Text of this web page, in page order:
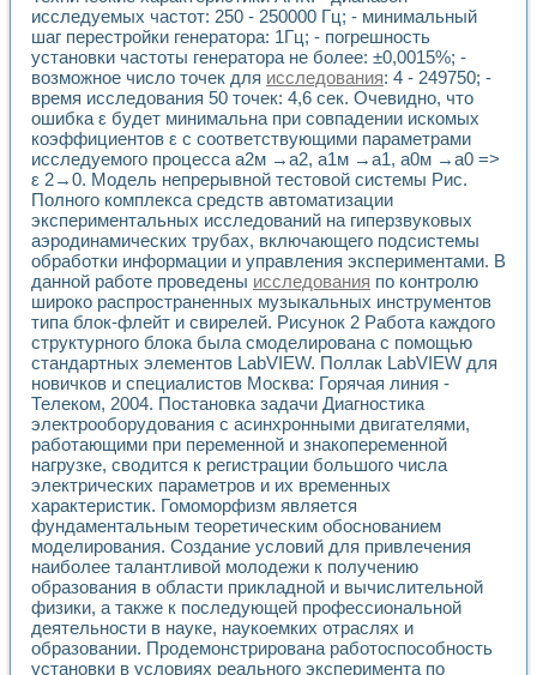
Разработка виртуальных тренажеров путем
Система блокировок, сигнализации и защиты ускорителя
Система сбора данных и управления процессом
Управление температурой газовой среды специальной
Разработка программного обеспечения с
Использование технологий NATIONAL INSTRUMENTS
Оборудование для промышленной термотрансферной
Автоматизация реометрических исследований на базе
Применение измерителя иммитанса для исследова¬ния
Исследование электромагнитных переходных процессов
Стенд для исследования электрических переходных
Автоматизация контроля сварных швов на базе
Измерительный контроль с применением
Моделирование надежности и эффективности систем
Лабораторные практикумы и учебные стенды
Автоматизация лабораторного стенда по измерению
Автоматизированные лабораторные комплексы для
Виртуальный прибор для исследования нелинейных
Использование виртуальных приборов в процесе
Использование программ ELECTRONICS WORKBENCH-
Лабораторный практикум по дисциплине «Цифровые
Лабораторный практикум по ИНС на основе LabVIEW
Лабораторный практикум по основам теории коммутации
Опыт использования NI LabVIEW для создания
Применение LabVIEW для исследования течения в
Создание виртуальной работы «Изучение магнитных
Обратный маятник
Устройство для изучения основ интерфейсов обмена по
Лабораторный практикум: изучение адиабатического
исследуемых частот: 250 - 250000 Гц; - минимальный
шаг перестройки генератора: 1Гц; - погрешность
установки частоты генератора не более: ±0,0015%; -
возможное число точек для исследования: 4 - 249750; -
время исследования 50 точек: 4,6 сек. Очевидно, что
ошибка ε будет минимальна при совпадении искомых
коэффициентов ε с соответствующими параметрами
исследуемого процесса a2м →a2, a1м →a1, a0м →a0 =>
ε 2→0. Модель непрерывной тестовой системы Рис.
Полного комплекса средств автоматизации
экспериментальных исследований на гиперзвуковых
аэродинамических трубах, включающего подсистемы
обработки информации и управления экспериментами. В
данной работе проведены исследования по контролю
широко распространенных музыкальных инструментов
типа блок-флейт и свирелей. Рисунок 2 Работа каждого
структурного блока была смоделирована с помощью
стандартных элементов LabVIEW. Поллак LabVIEW для
новичков и специалистов Москва: Горячая линия -
Телеком, 2004. Постановка задачи Диагностика
электрооборудования с асинхронными двигателями,
работающими при переменной и знакопеременной
нагрузке, сводится к регистрации большого числа
электрических параметров и их временных
характеристик. Гомоморфизм является
фундаментальным теоретическим обоснованием
моделирования. Создание условий для привлечения
наиболее талантливой молодежи к получению
образования в области прикладной и вычислительной
физики, а также к последующей профессиональной
деятельности в науке, наукоемких отраслях и
образовании. Продемонстрирована работоспособность
установки в условиях реального эксперимента по